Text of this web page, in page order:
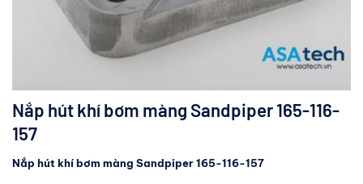
Nắp hút khí bơm màng Sandpiper 165-116-
157
Nắp hút khí bơm màng Sandpiper 165-116-157